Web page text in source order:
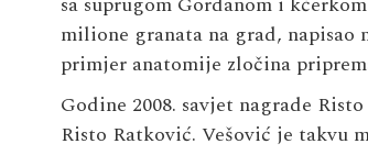
milione granata na grad, napisao
primjer anatomije zločina
Godine 2008. savjet nagrade
Risto Ratković. Vešović je takvu